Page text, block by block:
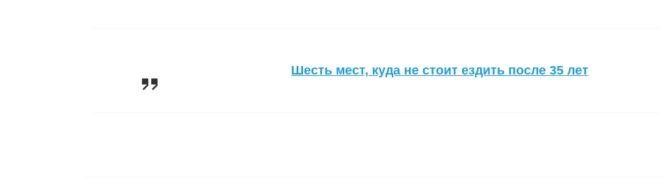
Шесть мест, куда не стоит ездить после 35 лет